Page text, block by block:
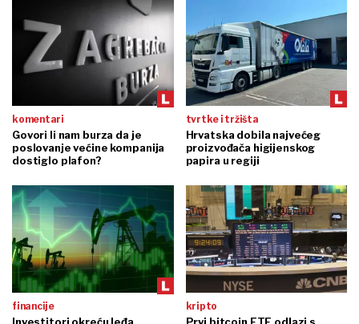
komentari
Govori li nam burza da je
poslovanje većine kompanija
dostiglo plafon?
tvrtke i tržišta
Hrvatska dobila najvećeg
proizvođača higijenskog
papira u regiji
financije kripto